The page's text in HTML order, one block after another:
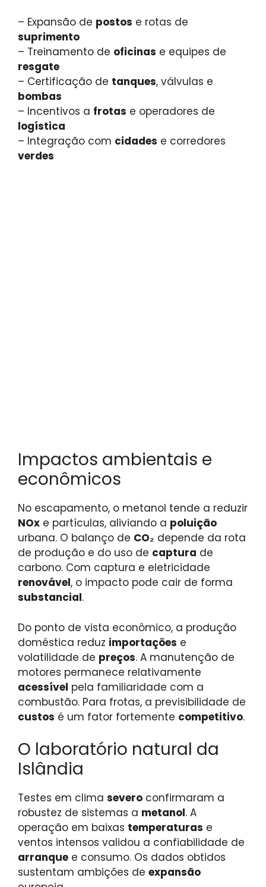
– Expansão de postos e rotas de
suprimento
– Treinamento de oficinas e equipes de
resgate
– Certificação de tanques, válvulas e
bombas
– Incentivos a frotas e operadores de
logística
– Integração com cidades e corredores
verdes
Impactos ambientais e
econômicos
No escapamento, o metanol tende a reduzir
NOx e partículas, aliviando a poluição
urbana. O balanço de CO₂ depende da rota
de produção e do uso de captura de
carbono. Com captura e eletricidade
renovável, o impacto pode cair de forma
substancial.
Do ponto de vista econômico, a produção
doméstica reduz importações e
volatilidade de preços. A manutenção de
motores permanece relativamente
acessível pela familiaridade com a
combustão. Para frotas, a previsibilidade de
custos é um fator fortemente competitivo.
O laboratório natural da
Islândia
Testes em clima severo confirmaram a
robustez de sistemas a metanol. A
operação em baixas temperaturas e
ventos intensos validou a confiabilidade de
arranque e consumo. Os dados obtidos
sustentam ambições de expansão